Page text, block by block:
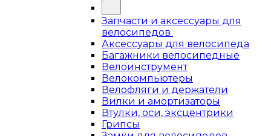
Запчасти и аксессуары для
велосипедов
Аксессуары для велосипеда
Багажники велосипедные
Велоинструмент
Велокомпьютеры
Велофляги и держатели
Вилки и амортизаторы
Втулки, оси, эксцентрики
Грипсы